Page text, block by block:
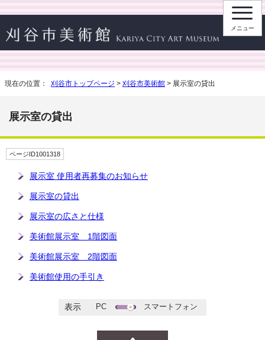
メニュー
現在の位置： 刈谷市トップページ > 刈谷市美術館 > 展示室の貸出
展示室の貸出
ページID1001318
展示室 使用者再募集のお知らせ
展示室の貸出
展示室の広さと仕様
美術館展示室 1階図面
美術館展示室 2階図面
美術館使用の手引き
表示 PC スマートフォン